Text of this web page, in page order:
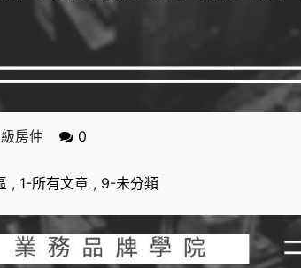
房仲 0
, 1-所有文章 , 9-未分類